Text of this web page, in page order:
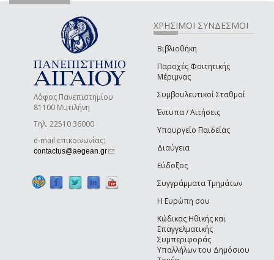
Λόφος Πανεπιστημίου
81100 Μυτιλήνη
Τηλ. 22510 36000
e-mail επικοινωνίας:
contactus@aegean.gr(link sends e-mail)
ΧΡΗΣΙΜΟΙ ΣΥΝΔΕΣΜΟΙ
Βιβλιοθήκη
Παροχές Φοιτητικής
Μέριμνας
Συμβουλευτικοί Σταθμοί
Έντυπα / Αιτήσεις
Υπουργείο Παιδείας
Διαύγεια
Εύδοξος
Συγγράμματα Τμημάτων
Η Ευρώπη σου
Κώδικας Ηθικής και
Επαγγελματικής
Συμπεριφοράς
Υπαλλήλων του Δημόσιου